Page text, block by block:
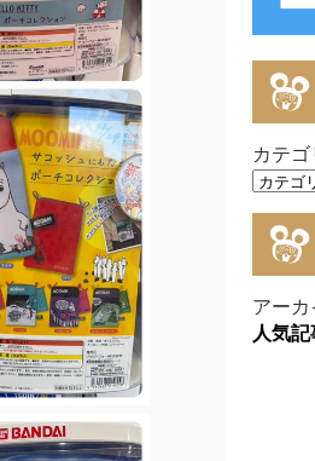
カテゴ
アーカ
人気記